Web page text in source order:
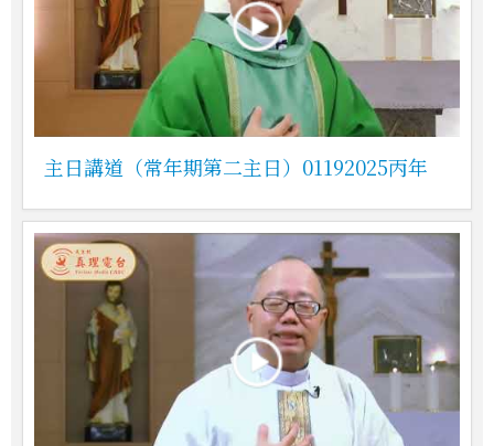
主日講道（常年期第二主日）01192025丙年